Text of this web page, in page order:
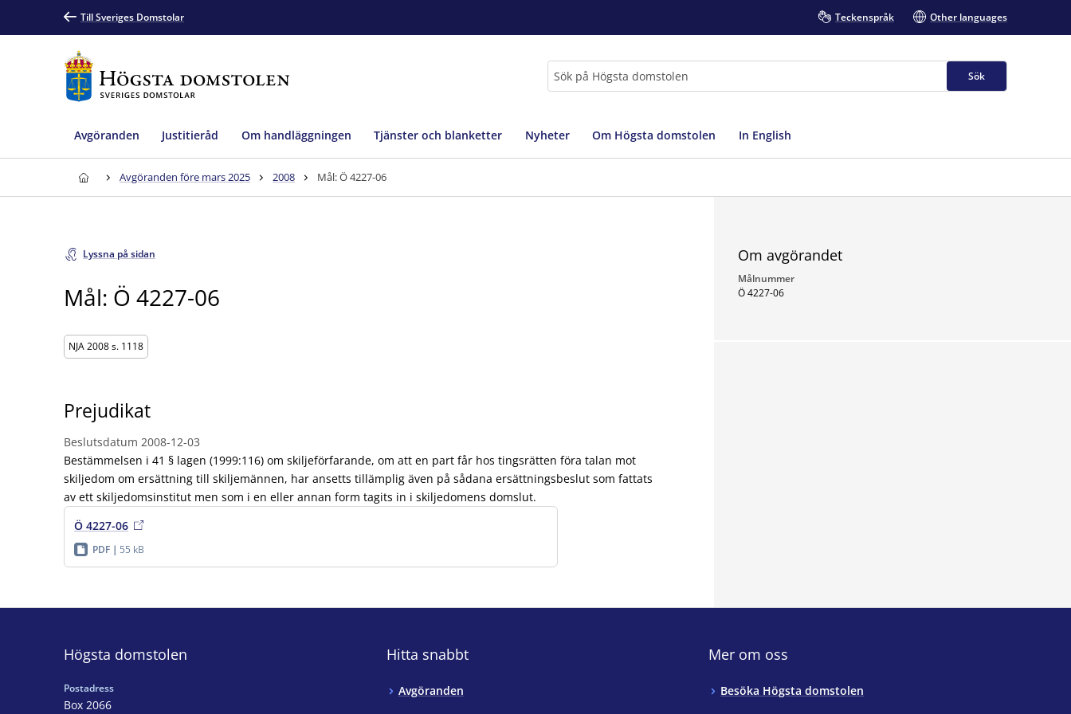
Till Sveriges Domstolar Teckenspråk Other languages
Sök
Avgöranden Justitieråd Om handläggningen Tjänster och blanketter Nyheter Om Högsta domstolen In English
Avgöranden före mars 2025 2008 Mål: Ö 4227-06
Lyssna på sidan
Mål: Ö 4227-06
NJA 2008 s. 1118
Prejudikat
Beslutsdatum 2008-12-03
Bestämmelsen i 41 § lagen (1999:116) om skiljeförfarande, om att en part får hos tingsrätten föra talan mot
skiljedom om ersättning till skiljemännen, har ansetts tillämplig även på sådana ersättningsbeslut som fattats
av ett skiljedomsinstitut men som i en eller annan form tagits in i skiljedomens domslut.
Ö 4227-06
PDF 55 kB
Om avgörandet
Målnummer
Ö 4227-06
Högsta domstolen
Postadress
Box 2066
Hitta snabbt
Avgöranden
Mer om oss
Besöka Högsta domstolen